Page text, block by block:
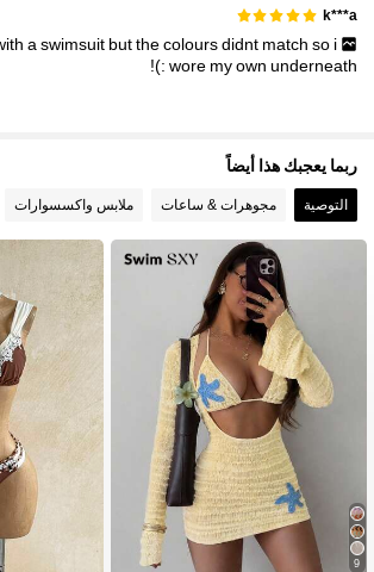
k***a
aswimsuit butthecoloursdidnt matchso i
wore myown underneath
:)!
ربما يعجبك هذا أيضاً
التوصية مجوهرات & ساعات ملابس واكسسوارات
9